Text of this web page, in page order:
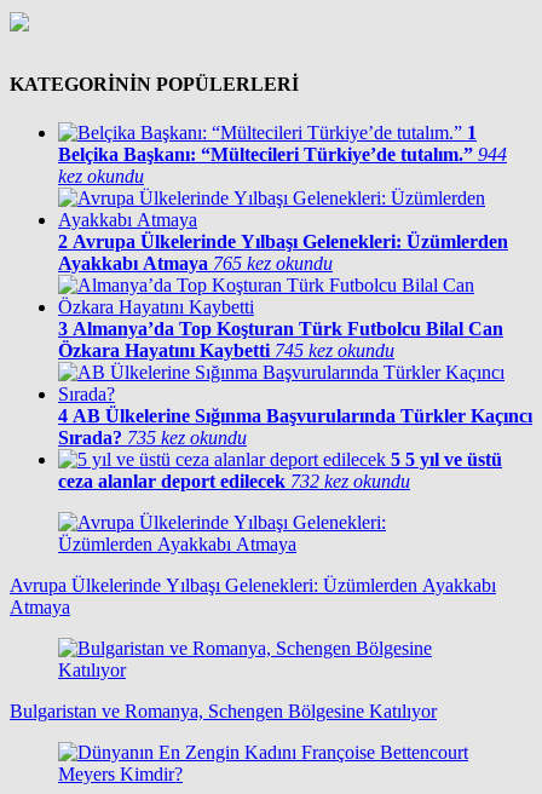
KATEGORİNİN POPÜLERLERİ
1
Belçika Başkanı: “Mültecileri Türkiye’de tutalım.” 944
kez okundu
2 Avrupa Ülkelerinde Yılbaşı Gelenekleri: Üzümlerden
Ayakkabı Atmaya 765 kez okundu
3 Almanya’da Top Koşturan Türk Futbolcu Bilal Can
Özkara Hayatını Kaybetti 745 kez okundu
4 AB Ülkelerine Sığınma Başvurularında Türkler Kaçıncı
Sırada? 735 kez okundu
5 5 yıl ve üstü
ceza alanlar deport edilecek 732 kez okundu
Avrupa Ülkelerinde Yılbaşı Gelenekleri: Üzümlerden Ayakkabı
Atmaya
Bulgaristan ve Romanya, Schengen Bölgesine Katılıyor